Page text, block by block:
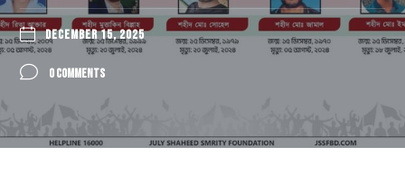
DECEMBER 15, 2025
0 COMMENTS